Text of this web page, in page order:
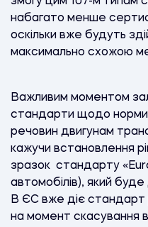
набагато менше
оскільки вже будуть
максимально схожою
Важливим моментом
стандарти щодо норми
речовин двигунам
кажучи встановлення
зразок стандарту
автомобілів), який буде
В ЄС вже діє стандарт
на момент скасування